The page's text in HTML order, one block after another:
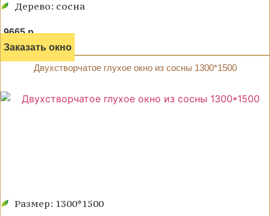
Дерево: сосна
9665 р.
Заказать окно
Двухстворчатое глухое окно из сосны 1300*1500
Размер: 1300*1500